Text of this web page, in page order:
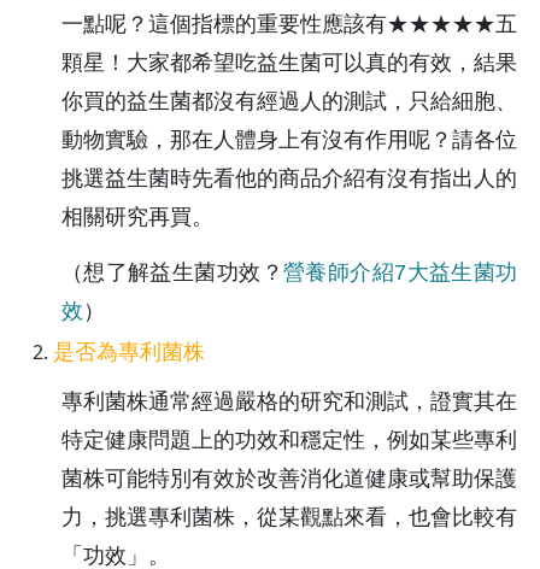
一點呢？這個指標的重要性應該有★★★★★五
顆星！大家都希望吃益生菌可以真的有效，結果
你買的益生菌都沒有經過人的測試，只給細胞、
動物實驗，那在人體身上有沒有作用呢？請各位
挑選益生菌時先看他的商品介紹有沒有指出人的
相關研究再買。
（想了解益生菌功效？ 營養師介紹7大益生菌功
效 ）
是否為專利菌株
專利菌株通常經過嚴格的研究和測試，證實其在
特定健康問題上的功效和穩定性，例如某些專利
菌株可能特別有效於改善消化道健康或幫助保護
力，挑選專利菌株，從某觀點來看，也會比較有
「功效」。